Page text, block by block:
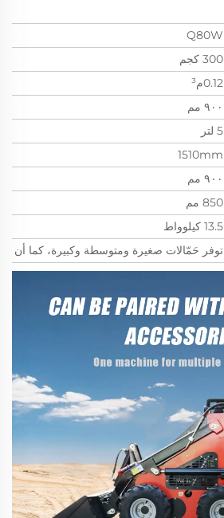
Q80W
300 كجم
0.12م³
٩٠٠ مم
5 لتر
1510mm
٩٠٠ مم
850 مم
13.5 كيلوواط
توفر حَمّالات صغيرة ومتوسطة وكبيرة، كما أن